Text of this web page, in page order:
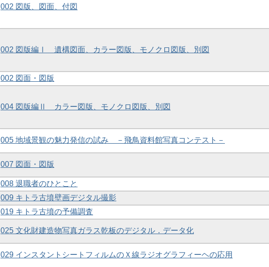
002 図版、図面、付図
002 図版編Ⅰ 遺構図面、カラー図版、モノクロ図版、別図
002 図面・図版
004 図版編Ⅱ カラー図版、モノクロ図版、別図
005 地域景観の魅力発信の試み －飛鳥資料館写真コンテスト－
007 図面・図版
008 退職者のひとこと
009 キトラ古墳壁画デジタル撮影
019 キトラ古墳の予備調査
025 文化財建造物写真ガラス乾板のデジタル．データ化
029 インスタントシートフィルムのＸ線ラジオグラフィーヘの応用